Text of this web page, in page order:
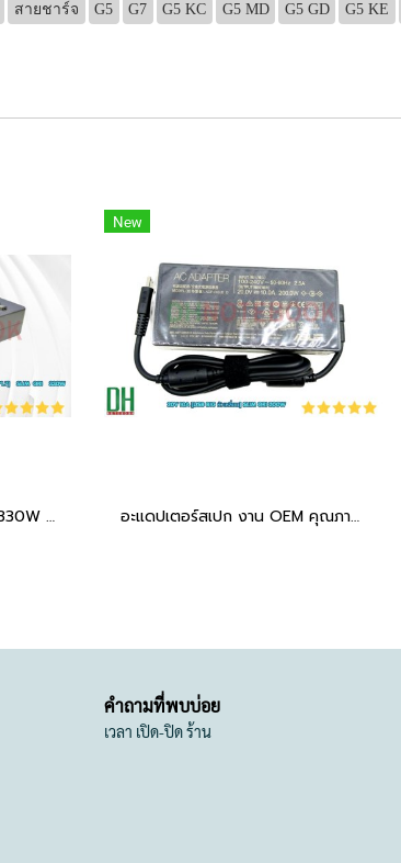
สายชาร์จ G5 G7 G5 KC G5 MD G5 GD G5 KE
อะแดปเตอร์โน้ตบุ๊กสเปกเดิม 330W (19.5V 16.9A) หัวแจ็ค 5.5*1.7mm ดีไซน์ Slim เพรียวบาง คุณภาพเกรดโรงงานผู้ผลิต
New
อะแดปเตอร์สเปก งาน OEM คุณภาพสูง 200W 20V 10A ดีไซน์ Slim หัวเชื่อมต่อ USB สี่เหลี่ยมขนาดใหญ่
คำถามที่พบบ่อย
เวลา เปิด-ปิด ร้าน